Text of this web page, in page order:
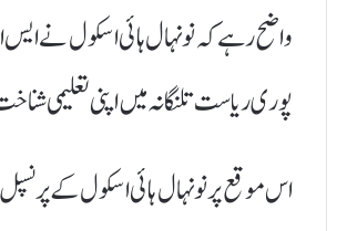
واضح رہے کہ نو نہال ہائی اسکول نے ایس
پوری ریاست تلنگانہ میں اپنی تعلیمی
اس موقع پر نو نہال ہائی اسکول کے